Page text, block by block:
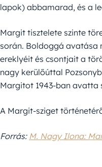
lapok) abbamarad, és a
Margit tisztelete szinte
során. Boldoggá avatása
ereklyéit és csontjait a
nagy kerülőúttal
Margitot 1943-ban avatta
A Margit-sziget
Forrás: M. Nagy Ilona: